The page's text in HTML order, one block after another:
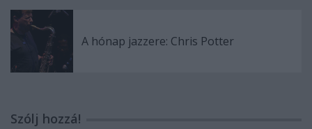
A hónap jazzere: Chris Potter
Szólj hozzá!